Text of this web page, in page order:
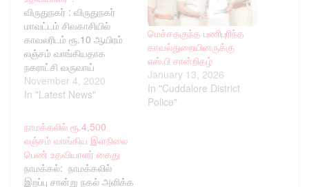
விருதுநகர் : விருதுநகர்
மாவட்டம் சிவகாசியில்
காவலரிடம் ரூ.10 ஆயிரம்
லஞ்சம் வாங்கியதாக
நகராட்சி வருவாய்
உதவியாளர் ஒருவர் லஞ்ச
ஒழிப்புப் பிரிவு போலீஸாரால்
செய்யப்பட்டார்.சிவகாசியை
ச் சேர்ந்தவர் ஜாபர் சாதிக்.
திருத்தங்கல் காவல்
நிலையத்தில் காவலராகப்
பணியாற்றி வருகிறார். புது
November 4, 2020
In "Latest News"
மெச்சதகுந்த பணிபுரிந்த
காவல்துறையினருக்கு
எஸ்.பி சான்றிதழ்
January 13, 2026
In "Cuddalore District
Police"
நாமக்கலில் ரூ.4,500
லஞ்சம் வாங்கிய இளநிலை
பெண் உதவியாளர் கைது
நாமக்கல்: நாமக்கலில்
இறப்பு சான்று நகல் அளிக்க